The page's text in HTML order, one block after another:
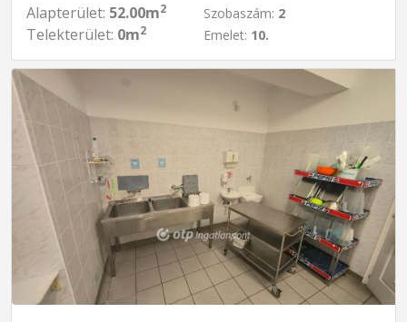
Alapterület: 52.00m2
Telekterület: 0m2
Szobaszám: 2
Emelet: 10.